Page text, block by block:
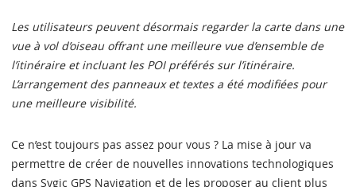
Les utilisateurs peuvent désormais regarder la carte dans une
vue à vol d’oiseau offrant une meilleure vue d’ensemble de
l’itinéraire et incluant les POI préférés sur l’itinéraire.
L’arrangement des panneaux et textes a été modifiées pour
une meilleure visibilité.
Ce n’est toujours pas assez pour vous ? La mise à jour va
permettre de créer de nouvelles innovations technologiques
dans Sygic GPS Navigation et de les proposer au client plus